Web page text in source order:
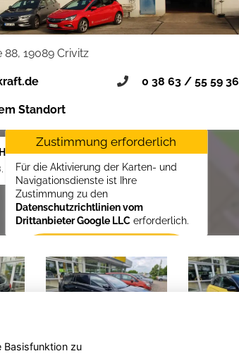
88, 19089 Crivitz
0 38 63 / 55 59 36
Standort
19089 Crivitz
Zustimmung erforderlich
Für die Aktivierung der Karten- und
Navigationsdienste ist Ihre
Zustimmung zu den
Datenschutzrichtlinien vom
Drittanbieter Google LLC erforderlich.
aktivieren
Basisfunktion zu